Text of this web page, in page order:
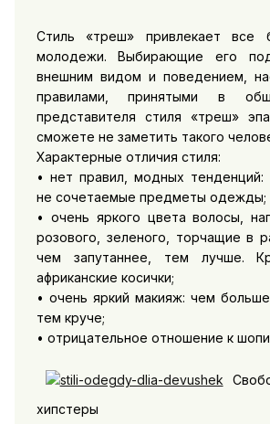
Стиль «треш» привлекает все
молодежи. Выбирающие его
внешним видом и поведением,
правилами, принятыми в
представителя стиля «треш»
сможете не заметить такого
Характерные отличия стиля:
• нет правил, модных тенденций:
не сочетаемые предметы одежды;
• очень яркого цвета волосы,
розового, зеленого, торчащие в
чем запутаннее, тем лучше.
африканские косички;
• очень яркий макияж: чем
тем круче;
• отрицательное отношение к
хипстеры